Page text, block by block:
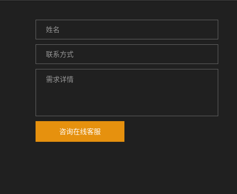
咨询在线客服